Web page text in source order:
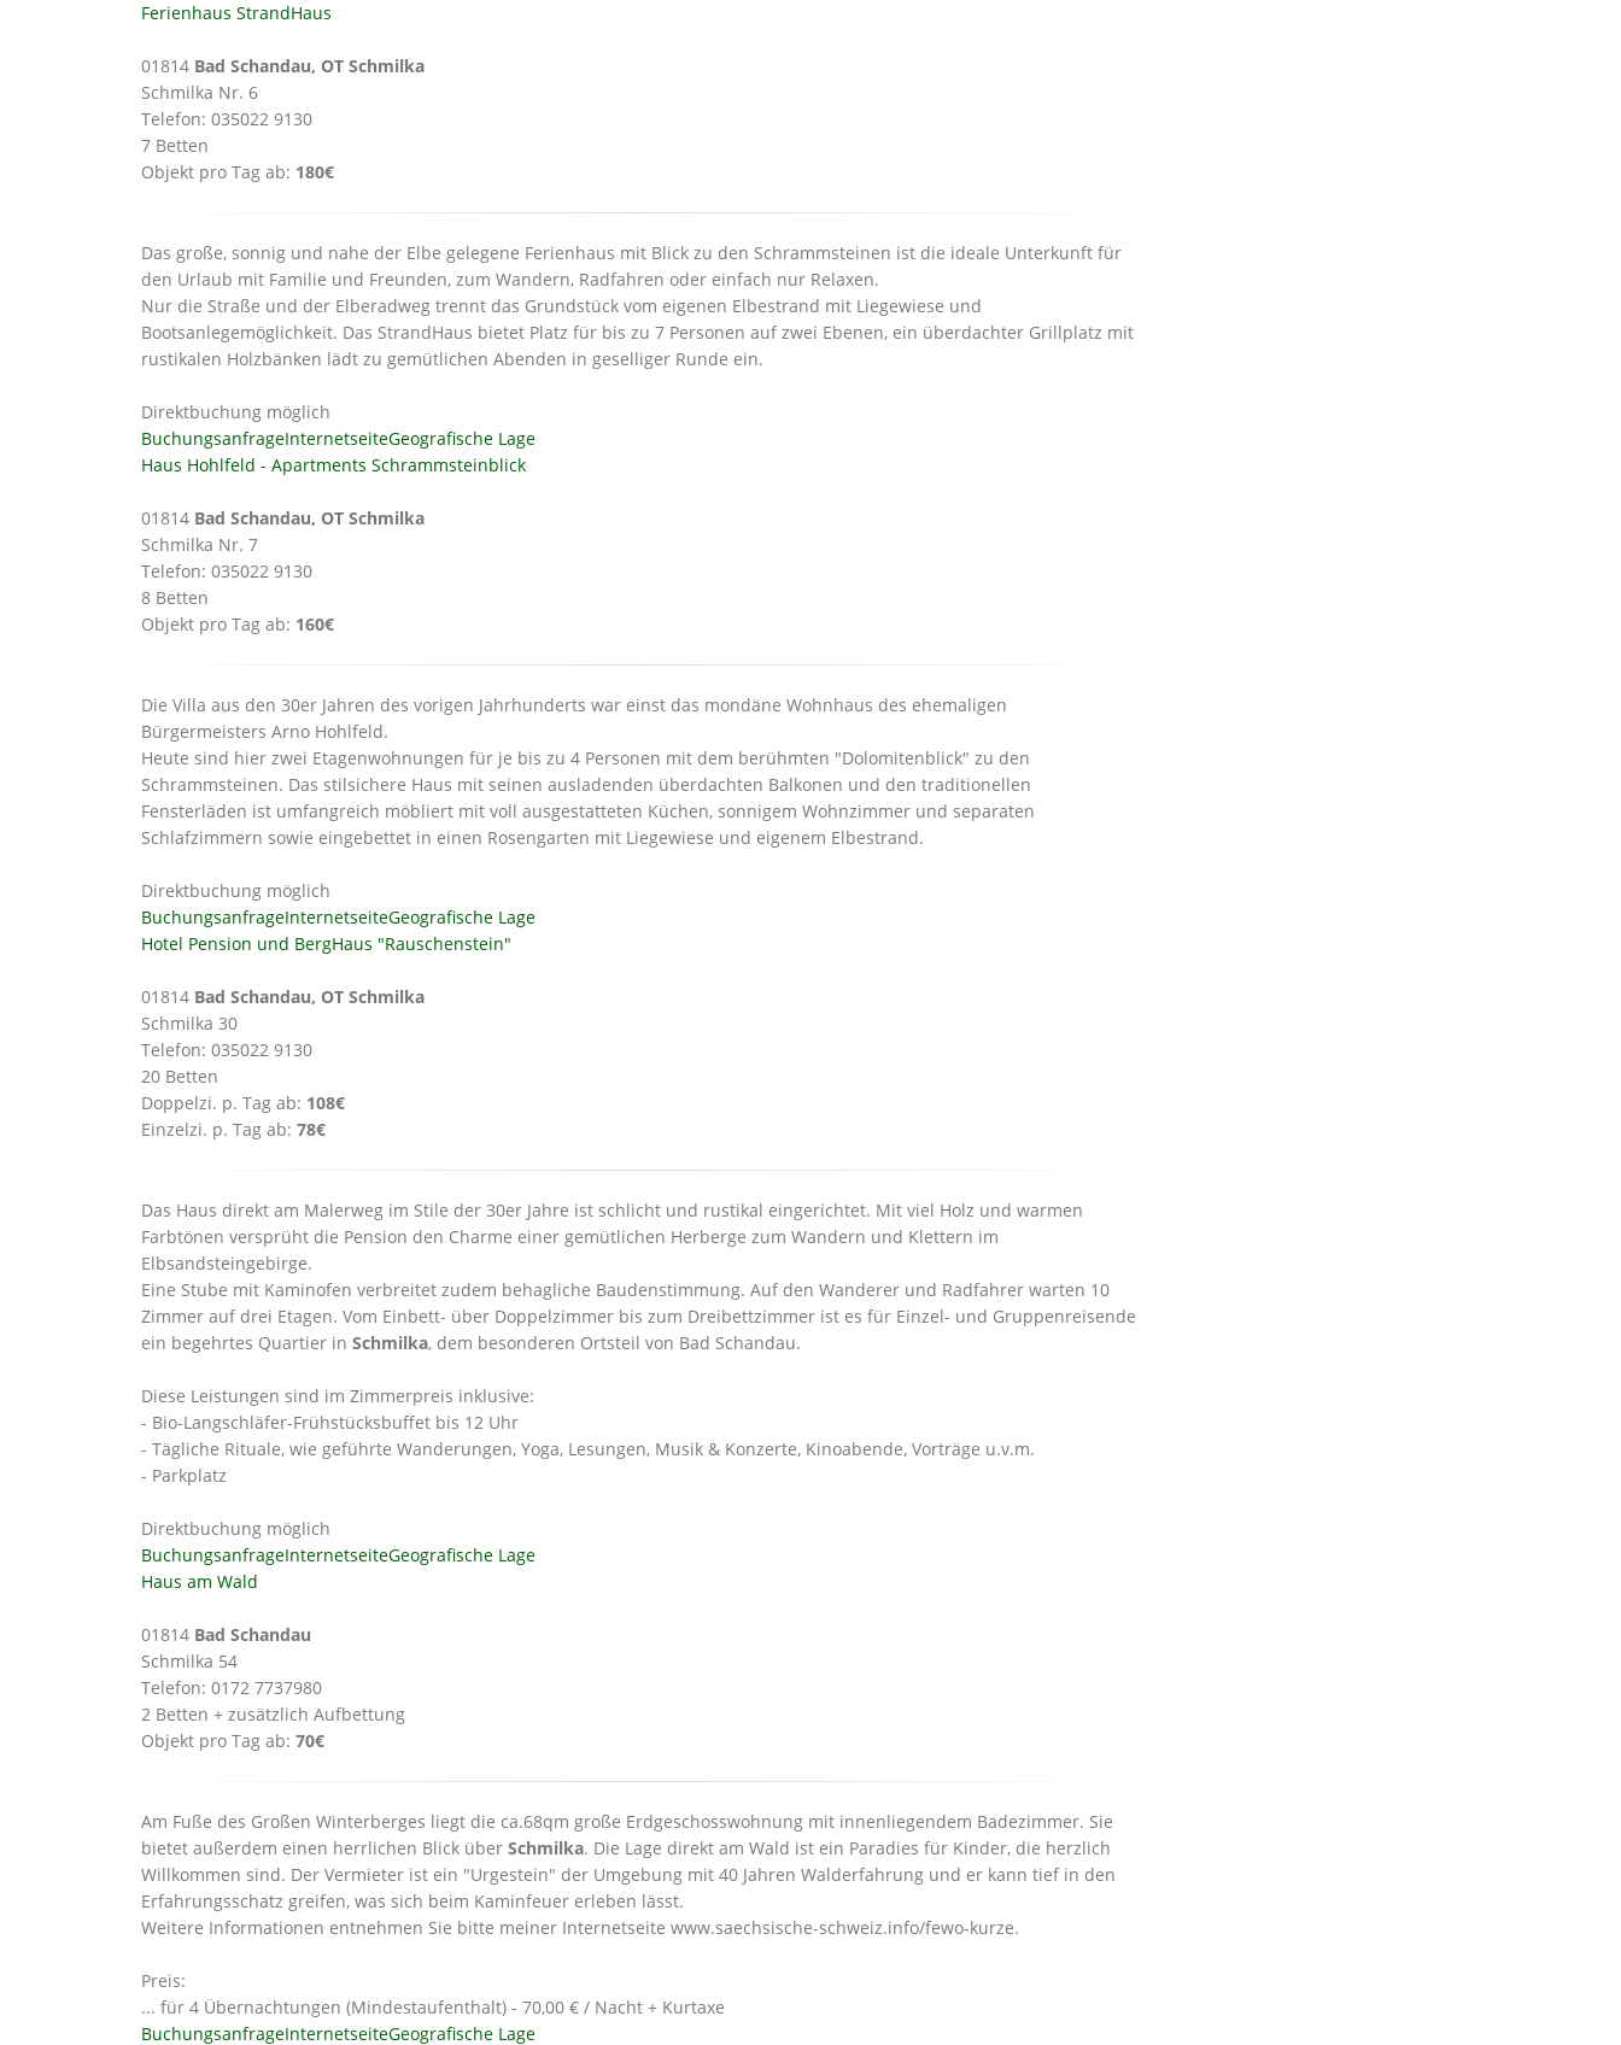
Ferienhaus StrandHaus
01814 Bad Schandau, OT Schmilka
Schmilka Nr. 6
Telefon: 035022 9130
7 Betten
Objekt pro Tag ab: 180€
Das große, sonnig und nahe der Elbe gelegene Ferienhaus mit Blick zu den Schrammsteinen ist die ideale Unterkunft für
den Urlaub mit Familie und Freunden, zum Wandern, Radfahren oder einfach nur Relaxen.
Nur die Straße und der Elberadweg trennt das Grundstück vom eigenen Elbestrand mit Liegewiese und
Bootsanlegemöglichkeit. Das StrandHaus bietet Platz für bis zu 7 Personen auf zwei Ebenen, ein überdachter Grillplatz mit
rustikalen Holzbänken lädt zu gemütlichen Abenden in geselliger Runde ein.
Direktbuchung möglich
BuchungsanfrageInternetseiteGeografische Lage
Haus Hohlfeld - Apartments Schrammsteinblick
01814 Bad Schandau, OT Schmilka
Schmilka Nr. 7
Telefon: 035022 9130
8 Betten
Objekt pro Tag ab: 160€
Die Villa aus den 30er Jahren des vorigen Jahrhunderts war einst das mondäne Wohnhaus des ehemaligen
Bürgermeisters Arno Hohlfeld.
Heute sind hier zwei Etagenwohnungen für je bis zu 4 Personen mit dem berühmten "Dolomitenblick" zu den
Schrammsteinen. Das stilsichere Haus mit seinen ausladenden überdachten Balkonen und den traditionellen
Fensterläden ist umfangreich möbliert mit voll ausgestatteten Küchen, sonnigem Wohnzimmer und separaten
Schlafzimmern sowie eingebettet in einen Rosengarten mit Liegewiese und eigenem Elbestrand.
Direktbuchung möglich
BuchungsanfrageInternetseiteGeografische Lage
Hotel Pension und BergHaus "Rauschenstein"
01814 Bad Schandau, OT Schmilka
Schmilka 30
Telefon: 035022 9130
20 Betten
Doppelzi. p. Tag ab: 108€
Einzelzi. p. Tag ab: 78€
Das Haus direkt am Malerweg im Stile der 30er Jahre ist schlicht und rustikal eingerichtet. Mit viel Holz und warmen
Farbtönen versprüht die Pension den Charme einer gemütlichen Herberge zum Wandern und Klettern im
Elbsandsteingebirge.
Eine Stube mit Kaminofen verbreitet zudem behagliche Baudenstimmung. Auf den Wanderer und Radfahrer warten 10
Zimmer auf drei Etagen. Vom Einbett- über Doppelzimmer bis zum Dreibettzimmer ist es für Einzel- und Gruppenreisende
ein begehrtes Quartier in Schmilka, dem besonderen Ortsteil von Bad Schandau.
Diese Leistungen sind im Zimmerpreis inklusive:
- Bio-Langschläfer-Frühstücksbuffet bis 12 Uhr
- Tägliche Rituale, wie geführte Wanderungen, Yoga, Lesungen, Musik & Konzerte, Kinoabende, Vorträge u.v.m.
- Parkplatz
Direktbuchung möglich
BuchungsanfrageInternetseiteGeografische Lage
Haus am Wald
01814 Bad Schandau
Schmilka 54
Telefon: 0172 7737980
2 Betten + zusätzlich Aufbettung
Objekt pro Tag ab: 70€
Am Fuße des Großen Winterberges liegt die ca.68qm große Erdgeschosswohnung mit innenliegendem Badezimmer. Sie
bietet außerdem einen herrlichen Blick über Schmilka. Die Lage direkt am Wald ist ein Paradies für Kinder, die herzlich
Willkommen sind. Der Vermieter ist ein "Urgestein" der Umgebung mit 40 Jahren Walderfahrung und er kann tief in den
Erfahrungsschatz greifen, was sich beim Kaminfeuer erleben lässt.
Weitere Informationen entnehmen Sie bitte meiner Internetseite www.saechsische-schweiz.info/fewo-kurze.
Preis:
... für 4 Übernachtungen (Mindestaufenthalt) - 70,00 € / Nacht + Kurtaxe
BuchungsanfrageInternetseiteGeografische Lage